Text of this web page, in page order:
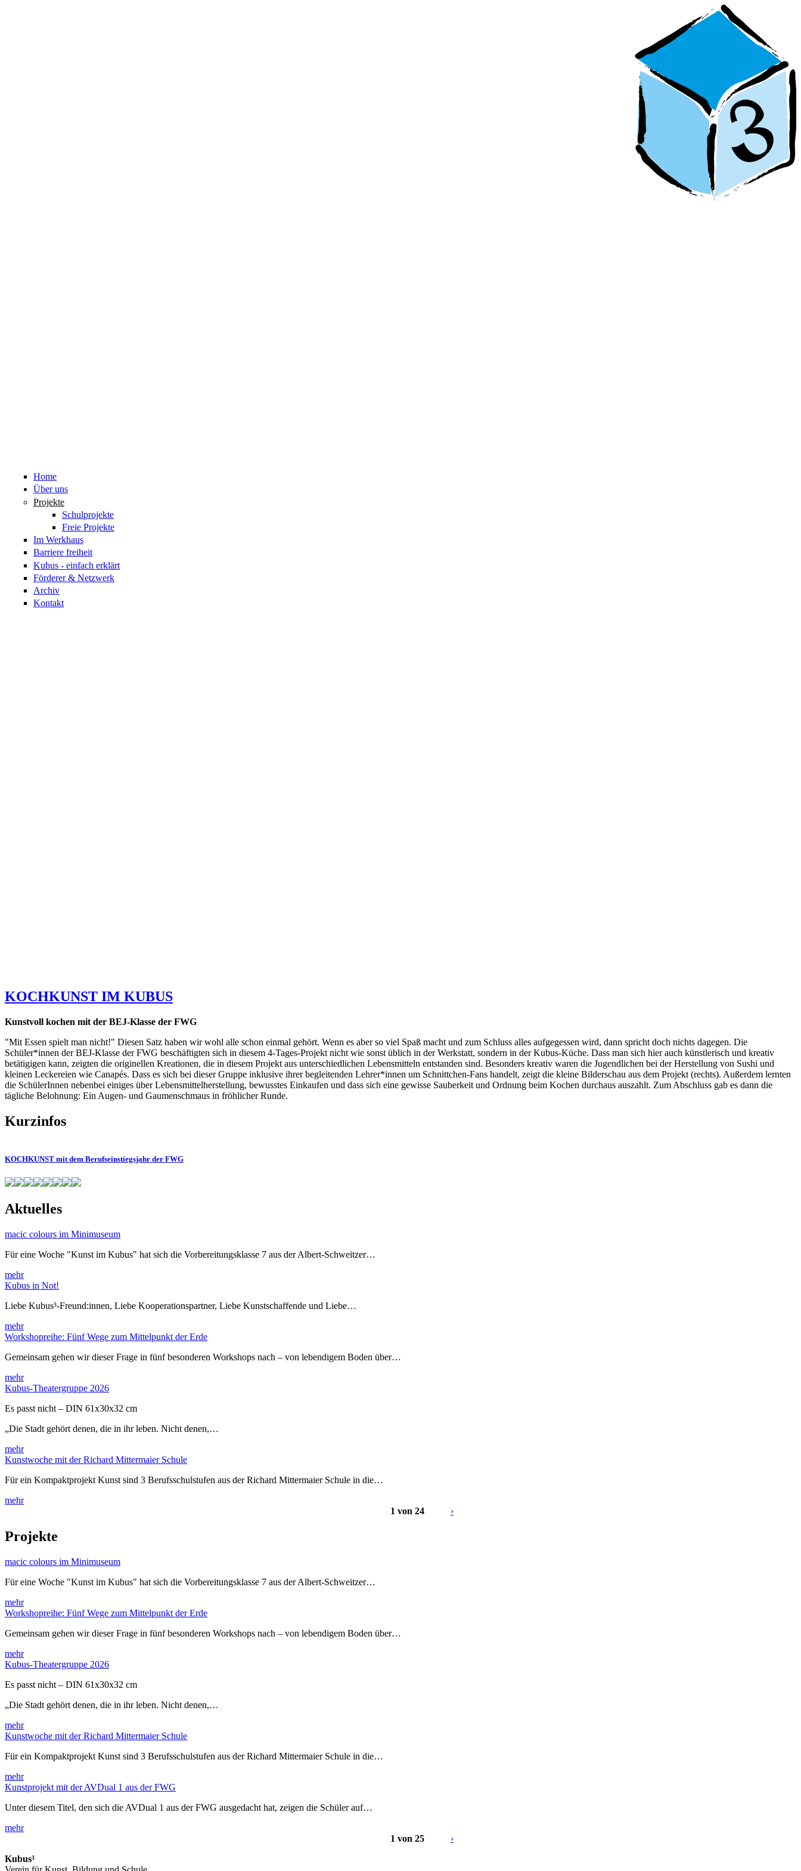
Home
Über uns
Projekte
Schulprojekte
Freie Projekte
Im Werkhaus
Barriere freiheit
Kubus - einfach erklärt
Förderer & Netzwerk
Archiv
Kontakt
KOCHKUNST IM KUBUS
Kunstvoll kochen mit der BEJ-Klasse der FWG
"Mit Essen spielt man nicht!" Diesen Satz haben wir wohl alle schon einmal gehört. Wenn es aber so viel Spaß macht und zum Schluss alles aufgegessen wird, dann spricht doch nichts dagegen. Die
Schüler*innen der BEJ-Klasse der FWG beschäftigten sich in diesem 4-Tages-Projekt nicht wie sonst üblich in der Werkstatt, sondern in der Kubus-Küche. Dass man sich hier auch künstlerisch und kreativ
betätigigen kann, zeigten die originellen Kreationen, die in diesem Projekt aus unterschiedlichen Lebensmitteln entstanden sind. Besonders kreativ waren die Jugendlichen bei der Herstellung von Sushi und
kleinen Leckereien wie Canapés. Dass es sich bei dieser Gruppe inklusive ihrer begleitenden Lehrer*innen um Schnittchen-Fans handelt, zeigt die kleine Bilderschau aus dem Projekt (rechts). Außerdem lernten
die SchülerInnen nebenbei einiges über Lebensmittelherstellung, bewusstes Einkaufen und dass sich eine gewisse Sauberkeit und Ordnung beim Kochen durchaus auszahlt. Zum Abschluss gab es dann die
tägliche Belohnung: Ein Augen- und Gaumenschmaus in fröhlicher Runde.
Kurzinfos
KOCHKUNST mit dem Berufseinstiegsjahr der FWG
Aktuelles
macic colours im Minimuseum
Für eine Woche "Kunst im Kubus" hat sich die Vorbereitungsklasse 7 aus der Albert-Schweitzer…
mehr
Kubus in Not!
Liebe Kubus³-Freund:innen, Liebe Kooperationspartner, Liebe Kunstschaffende und Liebe…
mehr
Workshopreihe: Fünf Wege zum Mittelpunkt der Erde
Gemeinsam gehen wir dieser Frage in fünf besonderen Workshops nach – von lebendigem Boden über…
mehr
Kubus-Theatergruppe 2026
Es passt nicht – DIN 61x30x32 cm
„Die Stadt gehört denen, die in ihr leben. Nicht denen,…
mehr
Kunstwoche mit der Richard Mittermaier Schule
Für ein Kompaktprojekt Kunst sind 3 Berufsschulstufen aus der Richard Mittermaier Schule in die…
mehr
1 von 24
›
Projekte
macic colours im Minimuseum
Für eine Woche "Kunst im Kubus" hat sich die Vorbereitungsklasse 7 aus der Albert-Schweitzer…
mehr
Workshopreihe: Fünf Wege zum Mittelpunkt der Erde
Gemeinsam gehen wir dieser Frage in fünf besonderen Workshops nach – von lebendigem Boden über…
mehr
Kubus-Theatergruppe 2026
Es passt nicht – DIN 61x30x32 cm
„Die Stadt gehört denen, die in ihr leben. Nicht denen,…
mehr
Kunstwoche mit der Richard Mittermaier Schule
Für ein Kompaktprojekt Kunst sind 3 Berufsschulstufen aus der Richard Mittermaier Schule in die…
mehr
Kunstprojekt mit der AVDual 1 aus der FWG
Unter diesem Titel, den sich die AVDual 1 aus der FWG ausgedacht hat, zeigen die Schüler auf…
mehr
1 von 25
›
Kubus³